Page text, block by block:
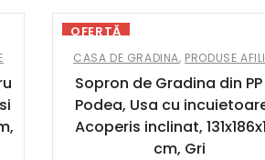
OFERTĂ
CASA DE GRADINA, PRODUSE
Sopron de Gradina din
Podea, Usa cu
Acoperis inclinat,
cm, Gri